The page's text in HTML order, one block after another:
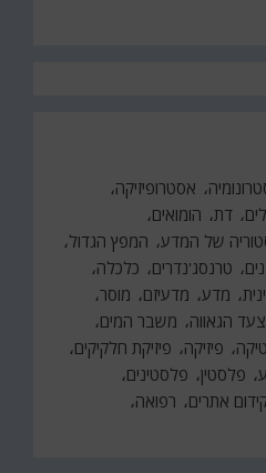
אסטרופיזיקה
דת הומואים
של המדע המפץ הגדול
טרנסג'נדרים
כלכלה
מדע מדעיזם
מוסר
הגאווה
משבר המים
פיזיקה
פיזיקת חלקיקים
פלסטין פלסטינים
אתרים
רפואה